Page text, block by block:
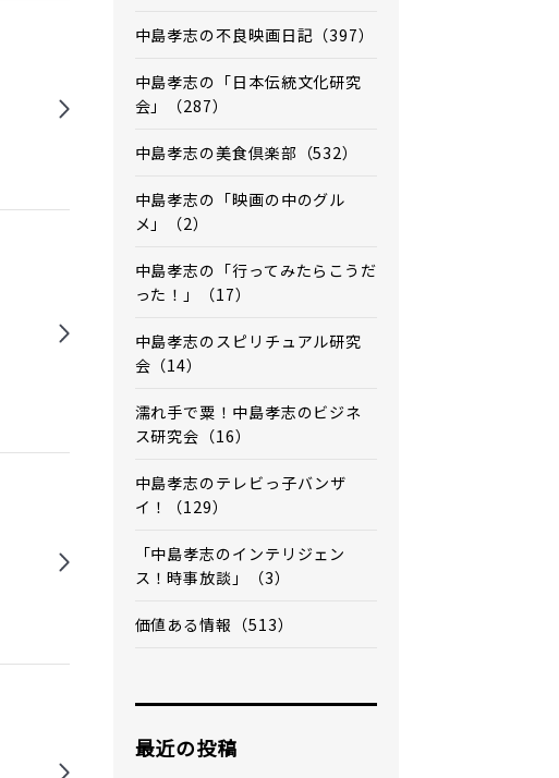
中島孝志の不良映画日記（397）
中島孝志の「日本伝統文化研究
会」（287）
中島孝志の美食倶楽部（532）
中島孝志の「映画の中のグル
メ」（2）
中島孝志の「行ってみたらこうだ
った！」（17）
中島孝志のスピリチュアル研究
会（14）
濡れ手で粟！中島孝志のビジネ
ス研究会（16）
中島孝志のテレビっ子バンザ
イ！（129）
「中島孝志のインテリジェン
ス！時事放談」（3）
価値ある情報（513）
最近の投稿